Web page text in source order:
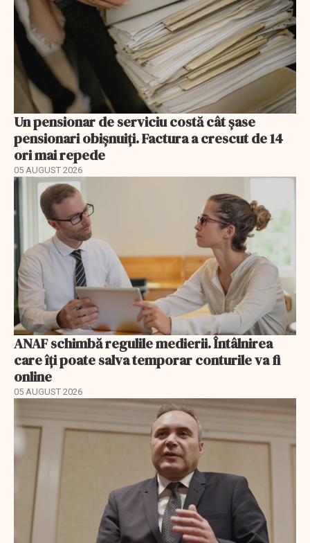
Un pensionar de serviciu costă cât șase
pensionari obișnuiți. Factura a crescut de 14
ori mai repede
05 AUGUST 2026
ANAF schimbă regulile medierii. Întâlnirea
care îți poate salva temporar conturile va fi
online
05 AUGUST 2026